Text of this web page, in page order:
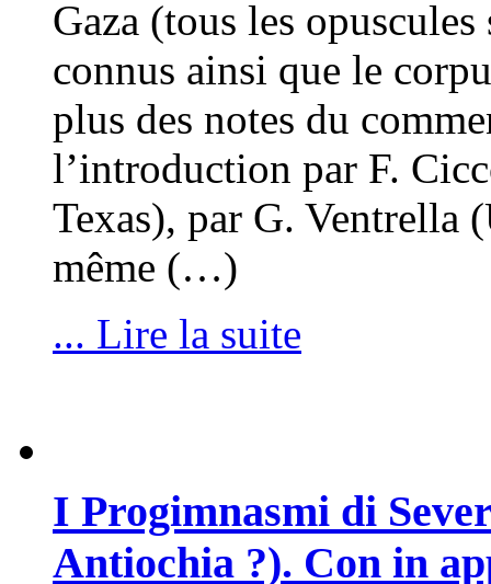
Gaza (tous les
connus ainsi que le
plus des notes du
l’introduction par F.
Texas), par G. Ventrella
même (…)
... Lire la suite
I Progimnasmi di
Antiochia ?). Con in